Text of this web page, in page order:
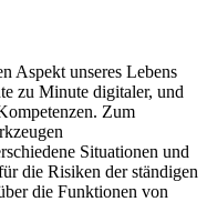
Aspekt unseres Lebens
zu Minute digitaler, und
Zum
Situationen und
die Risiken der ständigen
die Funktionen von